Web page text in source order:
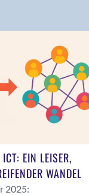
EIN LEISER,
WANDEL
2025: